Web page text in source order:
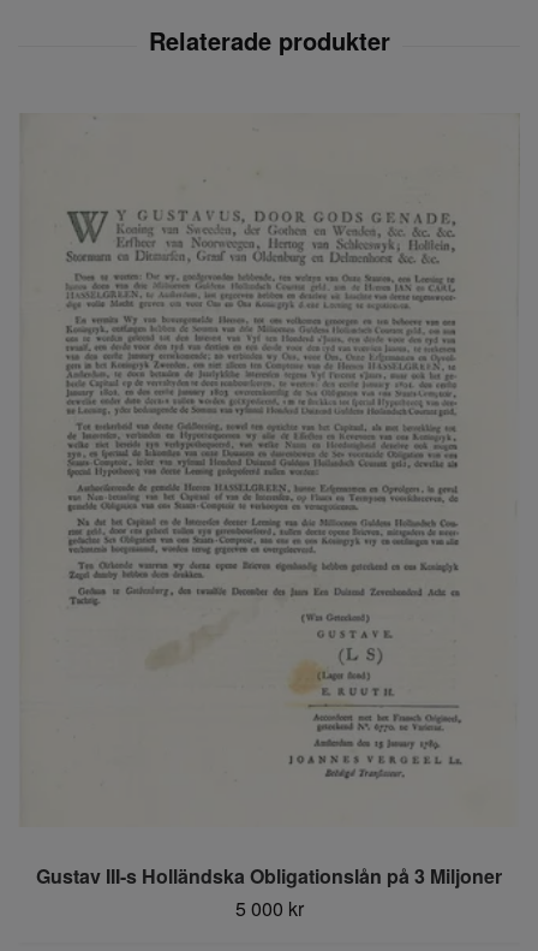
Gustav III-s Holländska Obligationslån på 3 Miljoner
5 000 kr